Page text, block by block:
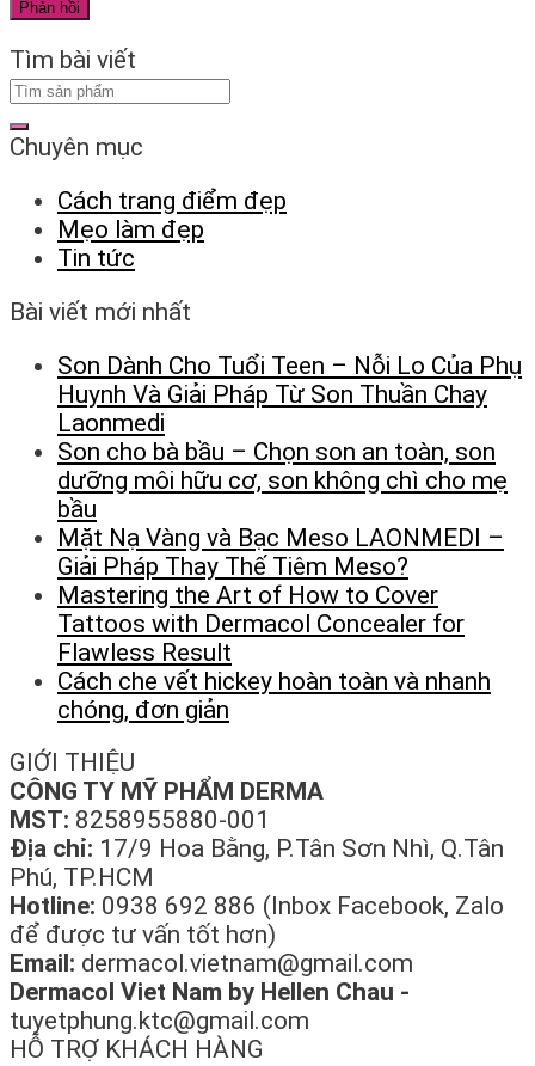
Tìm bài viết
Chuyên mục
Cách trang điểm đẹp
Mẹo làm đẹp
Tin tức
Bài viết mới nhất
Son Dành Cho Tuổi Teen – Nỗi Lo Của Phụ
Huynh Và Giải Pháp Từ Son Thuần Chay
Laonmedi
Son cho bà bầu – Chọn son an toàn, son
dưỡng môi hữu cơ, son không chì cho mẹ
bầu
Mặt Nạ Vàng và Bạc Meso LAONMEDI –
Giải Pháp Thay Thế Tiêm Meso?
Mastering the Art of How to Cover
Tattoos with Dermacol Concealer for
Flawless Result
Cách che vết hickey hoàn toàn và nhanh
chóng, đơn giản
GIỚI THIỆU
CÔNG TY MỸ PHẨM DERMA
MST: 8258955880-001
Địa chỉ: 17/9 Hoa Bằng, P.Tân Sơn Nhì, Q.Tân
Phú, TP.HCM
Hotline: 0938 692 886 (Inbox Facebook, Zalo
để được tư vấn tốt hơn)
Email: dermacol.vietnam@gmail.com
Dermacol Viet Nam by Hellen Chau -
tuyetphung.ktc@gmail.com
HỖ TRỢ KHÁCH HÀNG